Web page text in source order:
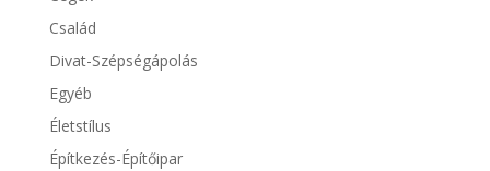
Család
Divat-Szépségápolás
Egyéb
Életstílus
Építkezés-Építőipar